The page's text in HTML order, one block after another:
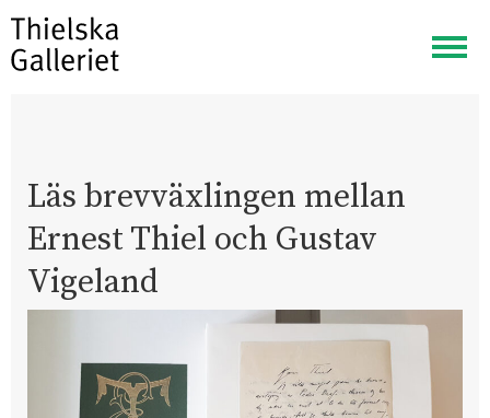
Visa
meny
Läs brevväxlingen mellan
Ernest Thiel och Gustav
Vigeland